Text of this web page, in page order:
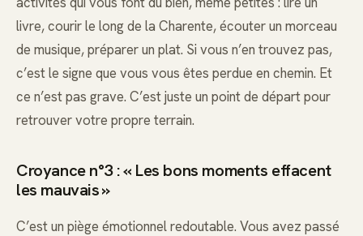
livre, courir le long de la Charente, écouter un morceau
de musique, préparer un plat. Si vous n’en trouvez pas,
c’est le signe que vous vous êtes perdue en chemin. Et
ce n’est pas grave. C’est juste un point de départ pour
retrouver votre propre terrain.
Croyance n°3 : « Les bons moments effacent
les mauvais »
C’est un piège émotionnel redoutable. Vous avez passé